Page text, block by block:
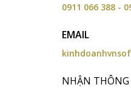
0911 066 388 -
EMAIL
NHẬN